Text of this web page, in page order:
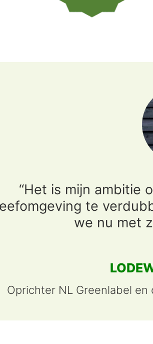
“Het is mijn ambitie
te
we nu met
Oprichter NL Greenlabel